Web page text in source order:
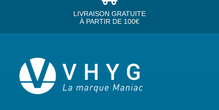
LIVRAISON GRATUITE
À PARTIR DE 100€